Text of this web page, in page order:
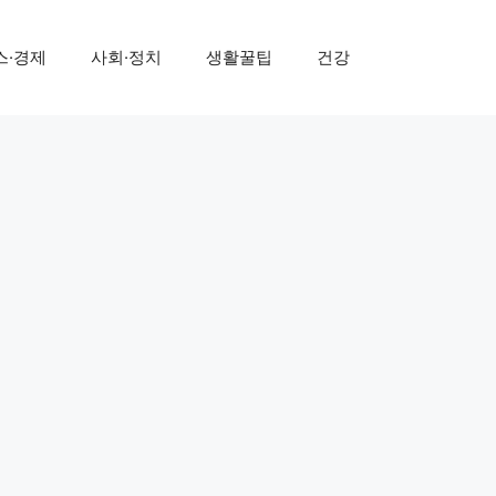
·경제 사회·정치 생활꿀팁 건강